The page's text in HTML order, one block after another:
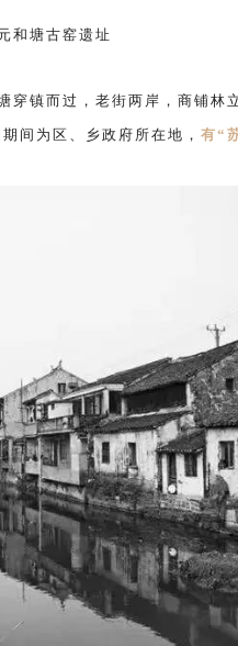
和塘古窑遗址
穿镇而过，老街两岸，商铺林
间为区、乡政府所在地， 有“